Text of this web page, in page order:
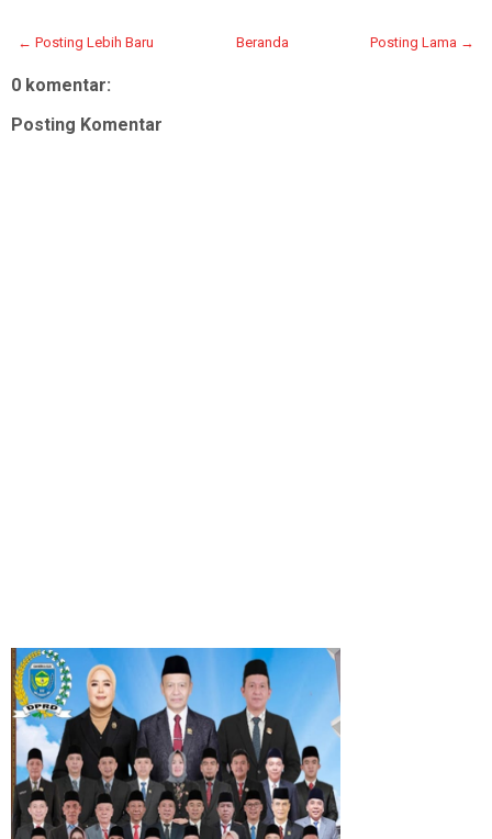
← Posting Lebih Baru Posting Lama →
Beranda
0 komentar:
Posting Komentar